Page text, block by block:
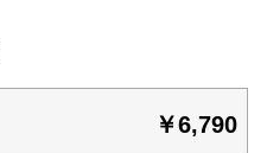
￥6,790